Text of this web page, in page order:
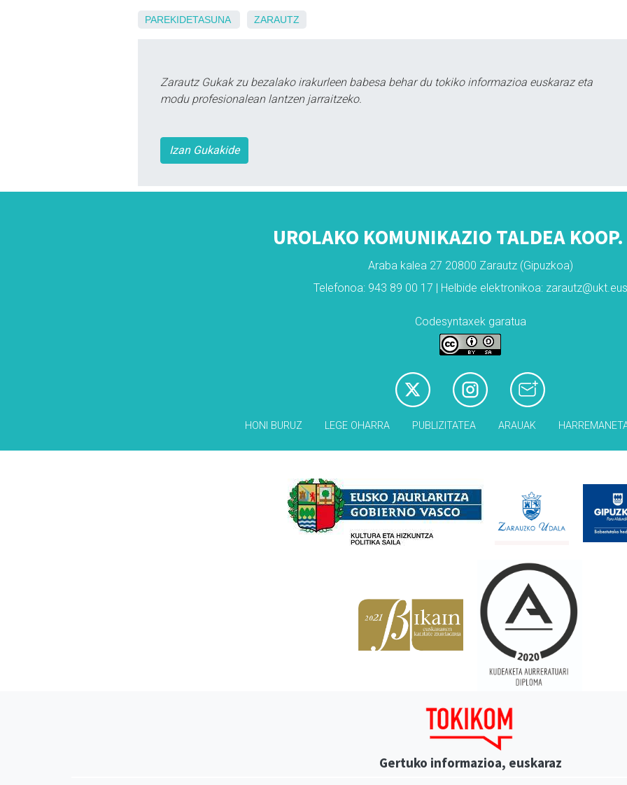
PAREKIDETASUNA ZARAUTZ
Zarautz Gukak zu bezalako irakurleen babesa behar du tokiko informazioa euskaraz eta
modu profesionalean lantzen jarraitzeko.
Izan Gukakide
UROLAKO KOMUNIKAZIO TALDEA
Araba kalea 27 20800 Zarautz (Gipuzkoa)
Telefonoa: 943 89 00 17 | Helbide elektronikoa: zarautz@ukt.eus
Codesyntaxek garatua
HONI BURUZ LEGE OHARRA PUBLIZITATEA ARAUAK
Gertuko informazioa, euskaraz